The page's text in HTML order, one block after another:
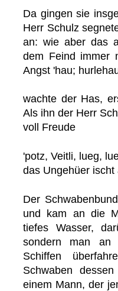
Da gingen sie
Herr Schulz
an: wie aber das
dem Feind immer
Angst 'hau;
wachte der Has,
Als ihn der Herr
voll Freude
'potz, Veitli, lueg,
das Ungehüer ischt
Der
und kam an die
tiefes Wasser,
sondern man
Schiffen
Schwaben
einem Mann, der